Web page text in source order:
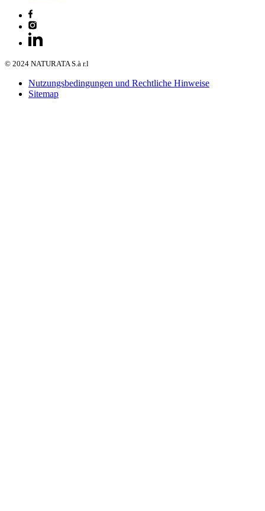
© 2024 NATURATA S.à r.l
Nutzungsbedingungen und Rechtliche Hinweise
Sitemap